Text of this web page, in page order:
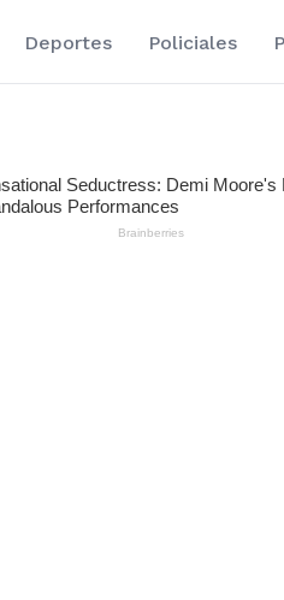
Deportes Policiales